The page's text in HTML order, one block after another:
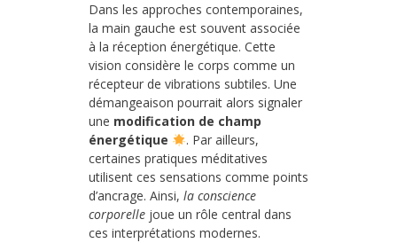
Dans les approches contemporaines,
la main gauche est souvent associée
à la réception énergétique. Cette
vision considère le corps comme un
récepteur de vibrations subtiles. Une
démangeaison pourrait alors signaler
une modification de champ
énergétique
. Par ailleurs,
certaines pratiques méditatives
utilisent ces sensations comme points
d’ancrage. Ainsi, la conscience
corporelle joue un rôle central dans
ces interprétations modernes.